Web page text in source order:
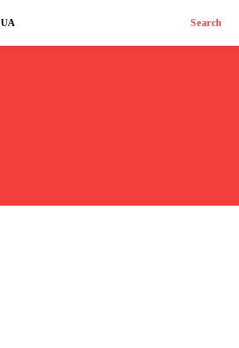
UA Search